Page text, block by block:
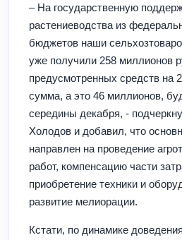
– На государственную
растениеводства из
бюджетов наши
уже получили 258 миллионов
предусмотренных средств на
сумма, а это 46 миллионов,
середины декабря, -
Холодов и добавил, что
направлен на проведение
работ, компенсацию части
приобретение техники и
развитие мелиорации.
Кстати, по динамике